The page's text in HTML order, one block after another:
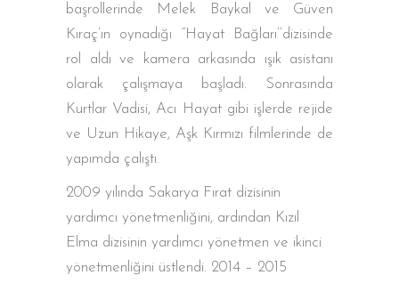
başrollerinde Melek Baykal ve Güven
Kıraç’ın oynadığı “Hayat Bağları’’dizisinde
rol aldı ve kamera arkasında ışık asistanı
olarak çalışmaya başladı. Sonrasında
Kurtlar Vadisi, Acı Hayat gibi işlerde rejide
ve Uzun Hikaye, Aşk Kırmızı filmlerinde de
yapımda çalıştı.
2009 yılında Sakarya Fırat dizisinin
yardımcı yönetmenliğini, ardından Kızıl
Elma dizisinin yardımcı yönetmen ve ikinci
yönetmenliğini üstlendi. 2014 – 2015